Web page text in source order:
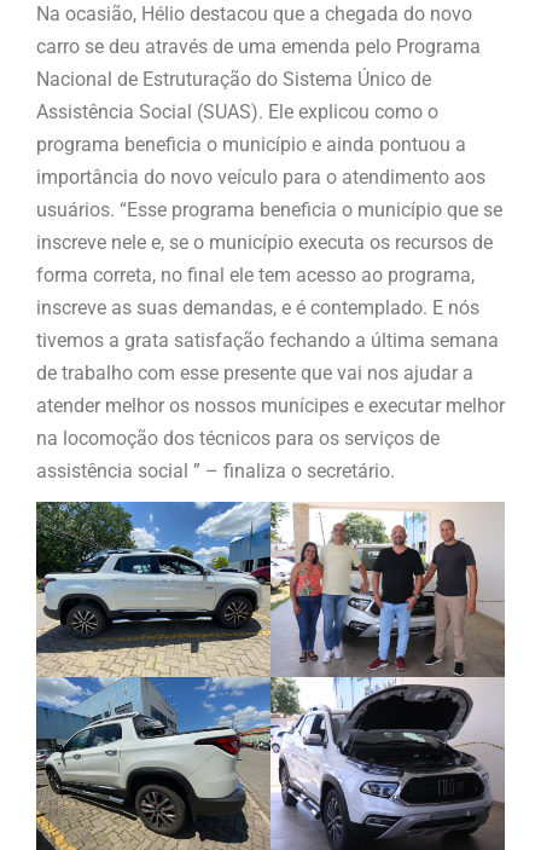
Na ocasião, Hélio destacou que a chegada do novo
carro se deu através de uma emenda pelo Programa
Nacional de Estruturação do Sistema Único de
Assistência Social (SUAS). Ele explicou como o
programa beneficia o município e ainda pontuou a
importância do novo veículo para o atendimento aos
usuários. “Esse programa beneficia o município que se
inscreve nele e, se o município executa os recursos de
forma correta, no final ele tem acesso ao programa,
inscreve as suas demandas, e é contemplado. E nós
tivemos a grata satisfação fechando a última semana
de trabalho com esse presente que vai nos ajudar a
atender melhor os nossos munícipes e executar melhor
na locomoção dos técnicos para os serviços de
assistência social ” – finaliza o secretário.